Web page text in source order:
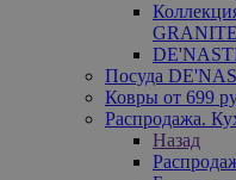
GRANITE
Посуда
Ковры от 699
Распродажа.
Назад